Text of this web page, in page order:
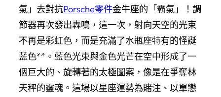
氣」去對抗Porsche零件金牛座的「霸氣」！調
節器再次發出轟鳴，這一次，射向天空的光束
不再是彩虹色，而是充滿了水瓶座特有的怪誕
藍色**。藍色光束與金色光芒在空中形成了一
個巨大的、旋轉著的太極圖案，像是在爭奪林
天秤的靈魂。這場以星座運勢為賭注、以單戀